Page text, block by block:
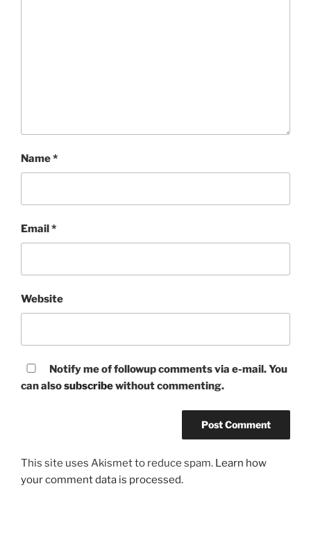
Name*
Email*
Website
Notify me of followup comments via e-mail. You
can alsosubscribewithout commenting.
This site uses Akismet to reduce spam. Learn how
your comment data is processed.